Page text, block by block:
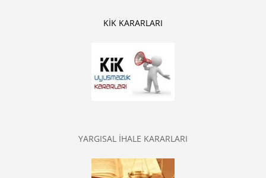
KİK KARARLARI
YARGISAL İHALE KARARLARI